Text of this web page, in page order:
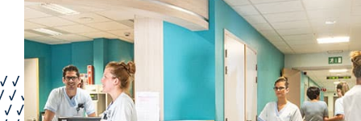
DAS NETZWERK
ESPACE HORIZON
HOST PROJEKT